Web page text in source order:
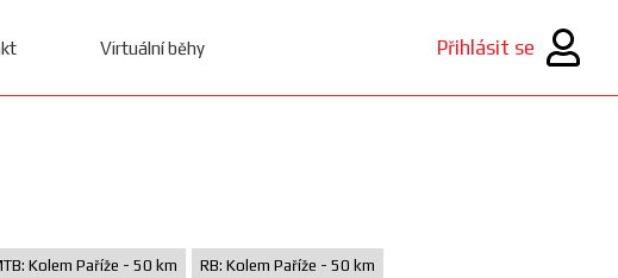
Virtuální běhy Přihlásit se
Kolem Paříže - 50 km RB: Kolem Paříže - 50 km